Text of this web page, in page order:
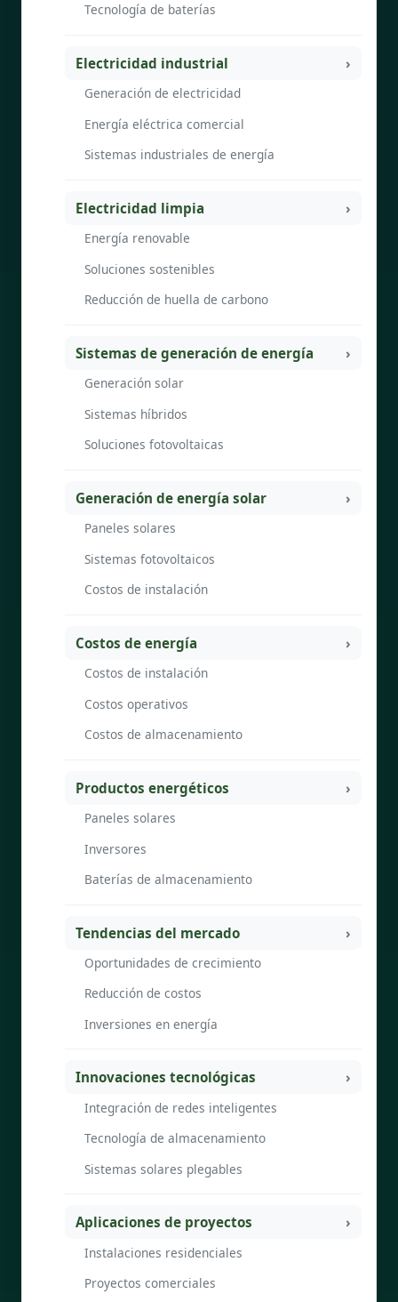
Tecnología de baterías
Electricidad industrial
Generación de electricidad
Energía eléctrica comercial
Sistemas industriales de energía
Electricidad limpia
Energía renovable
Soluciones sostenibles
Reducción de huella de carbono
Sistemas de generación de energía
Generación solar
Sistemas híbridos
Soluciones fotovoltaicas
Generación de energía solar
Paneles solares
Sistemas fotovoltaicos
Costos de instalación
Costos de energía
Costos de instalación
Costos operativos
Costos de almacenamiento
Productos energéticos
Paneles solares
Inversores
Baterías de almacenamiento
Tendencias del mercado
Oportunidades de crecimiento
Reducción de costos
Inversiones en energía
Innovaciones tecnológicas
Integración de redes inteligentes
Tecnología de almacenamiento
Sistemas solares plegables
Aplicaciones de proyectos
Instalaciones residenciales
Proyectos comerciales